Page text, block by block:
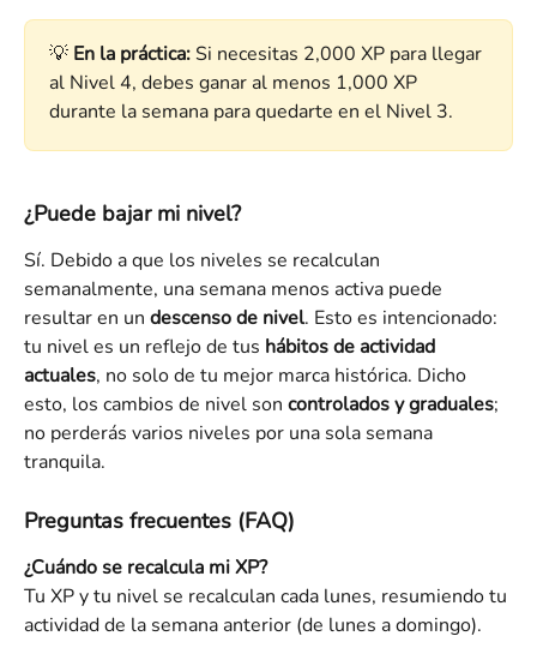
💡 En la práctica: Si necesitas 2,000 XP para llegar
al Nivel 4, debes ganar al menos 1,000 XP
durante la semana para quedarte en el Nivel 3.
¿Puede bajar mi nivel?
Sí. Debido a que los niveles se recalculan
semanalmente, una semana menos activa puede
resultar en un descenso de nivel. Esto es intencionado:
tu nivel es un reflejo de tus hábitos de actividad
actuales, no solo de tu mejor marca histórica. Dicho
esto, los cambios de nivel son controlados y graduales;
no perderás varios niveles por una sola semana
tranquila.
Preguntas frecuentes (FAQ)
¿Cuándo se recalcula mi XP?
Tu XP y tu nivel se recalculan cada lunes, resumiendo tu
actividad de la semana anterior (de lunes a domingo).